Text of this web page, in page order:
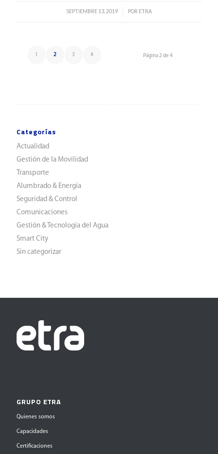
SEPTIEMBRE 13, 2019
/ POR ETRA
Página 2 de 4
1 2 3 4
Categorías
Actualidad
Gestión de la Movilidad
Transporte
Alumbrado & Energía
Seguridad & Control
Comunicaciones
Gestión & Tecnología del Agua
Smart City
Sin categorizar
GRUPO ETRA
Quienes somos
Capacidades
Certificaciones